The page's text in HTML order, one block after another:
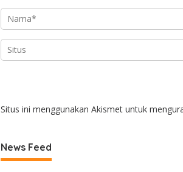
Situs ini menggunakan Akismet untuk
News Feed